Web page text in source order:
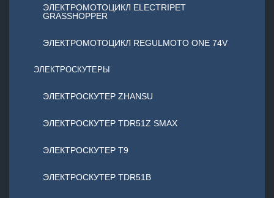
ЭЛЕКТРОМОТОЦИКЛ ELECTRIPET
GRASSHOPPER
ЭЛЕКТРОМОТОЦИКЛ REGULMOTO ONE 74V
ЭЛЕКТРОСКУТЕРЫ
ЭЛЕКТРОСКУТЕР ZHANSU
ЭЛЕКТРОСКУТЕР TDR51Z SMAX
ЭЛЕКТРОСКУТЕР T9
ЭЛЕКТРОСКУТЕР TDR51B